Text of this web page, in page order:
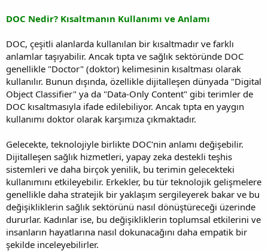
DOC Nedir? Kısaltmanın Kullanımı ve Anlamı
DOC, çeşitli alanlarda kullanılan bir kısaltmadır ve farklı
anlamlar taşıyabilir. Ancak tıpta ve sağlık sektöründe DOC
genellikle "Doctor" (doktor) kelimesinin kısaltması olarak
kullanılır. Bunun dışında, özellikle dijitalleşen dünyada "Digital
Object Classifier" ya da "Data-Only Content" gibi terimler de
DOC kısaltmasıyla ifade edilebiliyor. Ancak tıpta en yaygın
kullanımı doktor olarak karşımıza çıkmaktadır.
Gelecekte, teknolojiyle birlikte DOC'nin anlamı değişebilir.
Dijitalleşen sağlık hizmetleri, yapay zeka destekli teşhis
sistemleri ve daha birçok yenilik, bu terimin gelecekteki
kullanımını etkileyebilir. Erkekler, bu tür teknolojik gelişmelere
genellikle daha stratejik bir yaklaşım sergileyerek bakar ve bu
değişikliklerin sağlık sektörünü nasıl dönüştüreceği üzerinde
dururlar. Kadınlar ise, bu değişikliklerin toplumsal etkilerini ve
insanların hayatlarına nasıl dokunacağını daha empatik bir
şekilde inceleyebilirler.